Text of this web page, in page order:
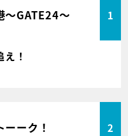
～GATE24～ 1
！
ーーク！ 2